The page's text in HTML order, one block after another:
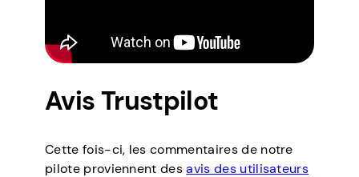
Avis Trustpilot
Cette fois-ci, les commentaires de notre
pilote proviennent desavis des utilisateurs